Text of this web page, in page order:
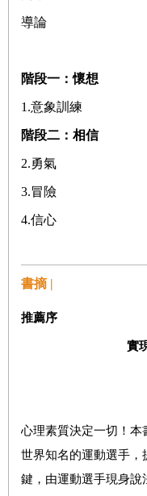
導論
階段一：懷想
1.意象訓練
階段二：相信
2.勇氣
3.冒險
4.信心
階段三：實現
結論
致謝
書摘 |
推薦序
實
心理素質決定一切！本
世界知名的運動選手，
鍵，由運動選手現身說